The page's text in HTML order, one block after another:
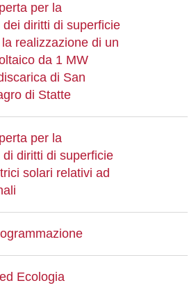
per la
diritti di superficie
realizzazione di un
da 1 MW
di San
di Statte
per la
diritti di superficie
solari relativi ad
Ecologia